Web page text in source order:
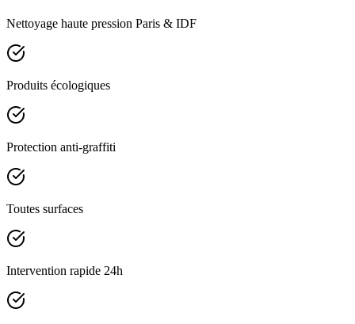
Nettoyage haute pression Paris & IDF
Produits écologiques
Protection anti-graffiti
Toutes surfaces
Intervention rapide 24h